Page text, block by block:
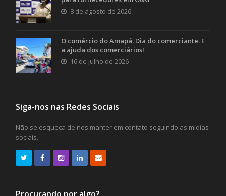
8 de agosto de 2026
O comércio do Amapá. Dia do comerciante. E
a ajuda dos comerciários!
16 de julho de 2026
Siga-nos nas Redes Sociais
Não se esqueça de nos manter em contato seguindo as mídias
sociais.